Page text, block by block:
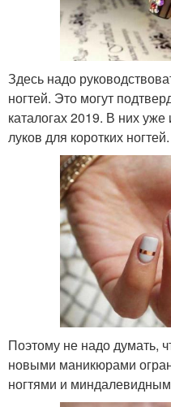
Здесь надо
ногтей. Это могут
каталогах 2019. В них
луков для коротких ногтей.
Поэтому не надо думать,
новыми маникюрами
ногтями и